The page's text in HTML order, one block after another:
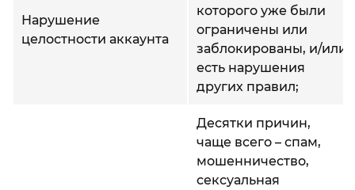
Нарушение
целостности аккаунта
которого уже были
ограничены или
заблокированы, и/или
есть нарушения
других правил;
Десятки причин,
чаще всего – спам,
мошенничество,
сексуальная